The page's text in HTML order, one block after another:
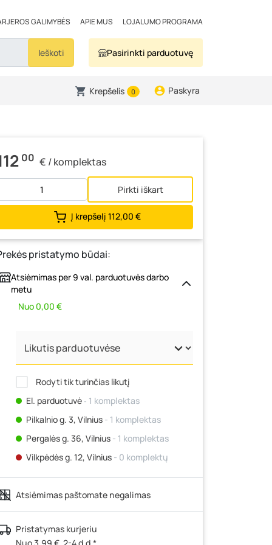
GALIMYBĖS APIE MUS LOJALUMO PROGRAMA
Ieškoti Pasirinkti parduotuvę
Krepšelis 0 Paskyra
00 € / komplektas
Pirkti iškart
Į krepšelį 112,00 €
pristatymo būdai:
Atsiėmimas per 9 val. parduotuvės darbo
metu
Nuo 0,00 €
Rodyti tik turinčias likutį
El. parduotuvė‐ 1 komplektas
Pilkalnio g. 3, Vilnius - 1 komplektas
Pergalės g. 36, Vilnius - 1 komplektas
Vilkpėdės g. 12, Vilnius - 0 komplektų
Ateities g. 15, Vilnius- 1 komplektas
Kauno r., Narsiečių k., Vytauto g. 183,
Kaunas- 0 komplektų
Šilutės pl. 83A, Klaipėda
Atsiėmimas paštomate negalimas
Pristatymas kurjeriu